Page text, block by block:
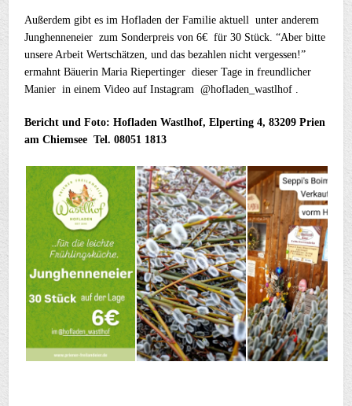
Außerdem gibt es im Hofladen der Familie aktuell unter anderem
Junghenneneier zum Sonderpreis von 6€ für 30 Stück. “Aber bitte
unsere Arbeit Wertschätzen, und das bezahlen nicht vergessen!”
ermahnt Bäuerin Maria Riepertinger dieser Tage in freundlicher
Manier in einem Video auf Instagram @hofladen_wastlhof .
Bericht und Foto: Hofladen Wastlhof, Elperting 4, 83209 Prien
am Chiemsee Tel. 08051 1813